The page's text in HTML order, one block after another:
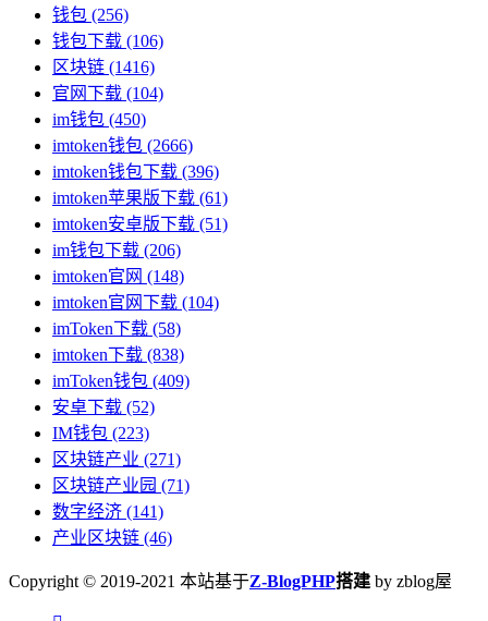
钱包 (256)
钱包下载 (106)
区块链 (1416)
官网下载 (104)
im钱包 (450)
imtoken钱包 (2666)
imtoken钱包下载 (396)
imtoken苹果版下载 (61)
imtoken安卓版下载 (51)
im钱包下载 (206)
imtoken官网 (148)
imtoken官网下载 (104)
imToken下载 (58)
imtoken下载 (838)
imToken钱包 (409)
安卓下载 (52)
IM钱包 (223)
区块链产业 (271)
区块链产业园 (71)
数字经济 (141)
产业区块链 (46)
Copyright © 2019-2021 本站基于Z-BlogPHP搭建 by zblog屋